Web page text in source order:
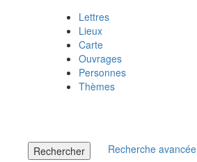
Lettres
Lieux
Carte
Ouvrages
Personnes
Thèmes
Rechercher Recherche avancée